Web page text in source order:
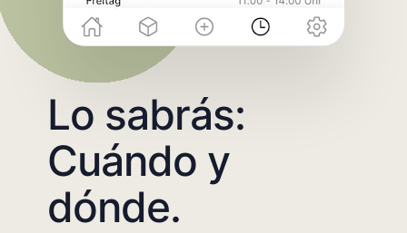
Lo sabrás:
Cuándo y
dónde.